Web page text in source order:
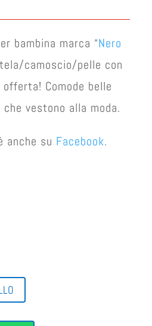
bambina marca “Nero
camoscio/pelle con
Comode belle
vestono alla moda.
anche su Facebook.